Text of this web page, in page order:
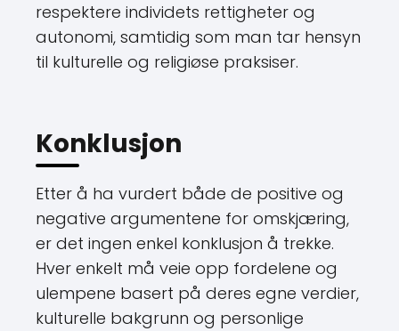
respektere individets rettigheter og
autonomi, samtidig som man tar hensyn
til kulturelle og religiøse praksiser.
Konklusjon
Etter å ha vurdert både de positive og
negative argumentene for omskjæring,
er det ingen enkel konklusjon å trekke.
Hver enkelt må veie opp fordelene og
ulempene basert på deres egne verdier,
kulturelle bakgrunn og personlige